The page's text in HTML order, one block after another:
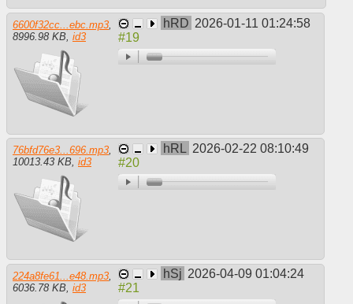
6600f32cc...ebc.mp3,
8996.98 KB, id3
hRD 2026-01-11 01:24:58
76bfd76e3...696.mp3,
10013.43 KB, id3
hRL 2026-02-22 08:10:49
224a8fe61...e48.mp3
6036.78 KB id3
hSj 2026-04-09 01:04:24